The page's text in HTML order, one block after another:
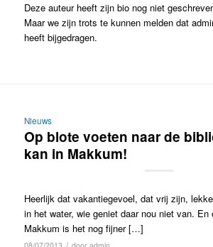
Deze auteur heeft zijn bio nog niet
Maar we zijn trots te kunnen melden dat
heeft bijgedragen.
Nieuws
Op blote voeten naar de
kan in Makkum!
Heerlijk dat vakantiegevoel, dat vrij zijn,
in het water, wie geniet daar nou niet van. En
Makkum is het nog fijner […]